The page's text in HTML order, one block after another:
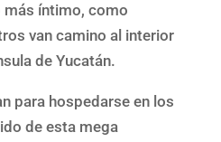
íntimo, como
van camino al interior
de Yucatán.
para hospedarse en los
de esta mega